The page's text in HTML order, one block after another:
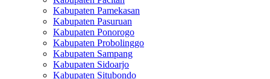
Kabupaten Pamekasan
Kabupaten Pasuruan
Kabupaten Ponorogo
Kabupaten Probolinggo
Kabupaten Sampang
Kabupaten Sidoarjo
Kabupaten Situbondo